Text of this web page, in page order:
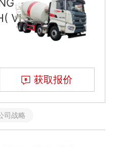
Ⅵ )LNG
获取报价
司战略